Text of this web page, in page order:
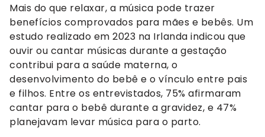
Mais do que relaxar, a música pode trazer
benefícios comprovados para mães e bebês. Um
estudo realizado em 2023 na Irlanda indicou que
ouvir ou cantar músicas durante a gestação
contribui para a saúde materna, o
desenvolvimento do bebê e o vínculo entre pais
e filhos. Entre os entrevistados, 75% afirmaram
cantar para o bebê durante a gravidez, e 47%
planejavam levar música para o parto.